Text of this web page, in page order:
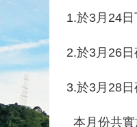
1.於3月24日
2.於3月26
3.於3月28日
本月份共